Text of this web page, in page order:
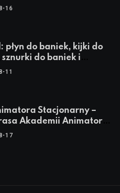
dla animatorów
16
płyn do baniek, kijki do
sznurki do baniek i
do baniek
11
Stacjonarny –
Akademii Animatora
17